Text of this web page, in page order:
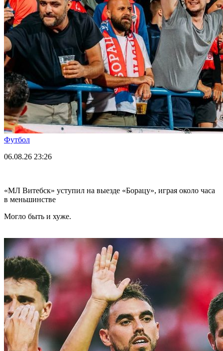
Футбол
06.08.26 23:26
«МЛ Витебск» уступил на выезде «Борацу», играя около часа
в меньшинстве
Могло быть и хуже.